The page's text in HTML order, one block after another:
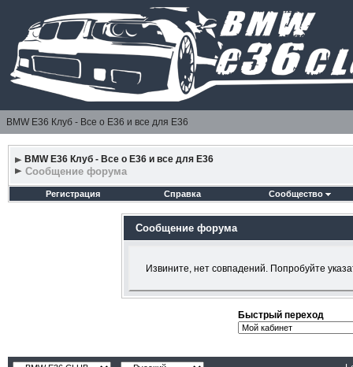
BMW E36 Клуб - Все о Е36 и все для Е36
BMW E36 Клуб - Все о Е36 и все для Е36
Сообщение форума
Регистрация Справка Сообщество
Сообщение форума
Извините, нет совпадений. Попробуйте
Быстрый переход